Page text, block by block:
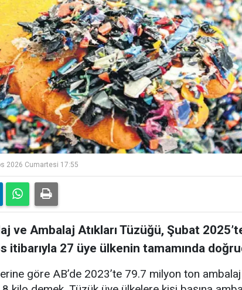
2026 Cumartesi 17:55
ve Ambalaj Atıkları Tüzüğü, Şubat
itibarıyla 27 üye ülkenin tamamında
göre AB’de 2023’te 79.7 milyon ton ambalaj